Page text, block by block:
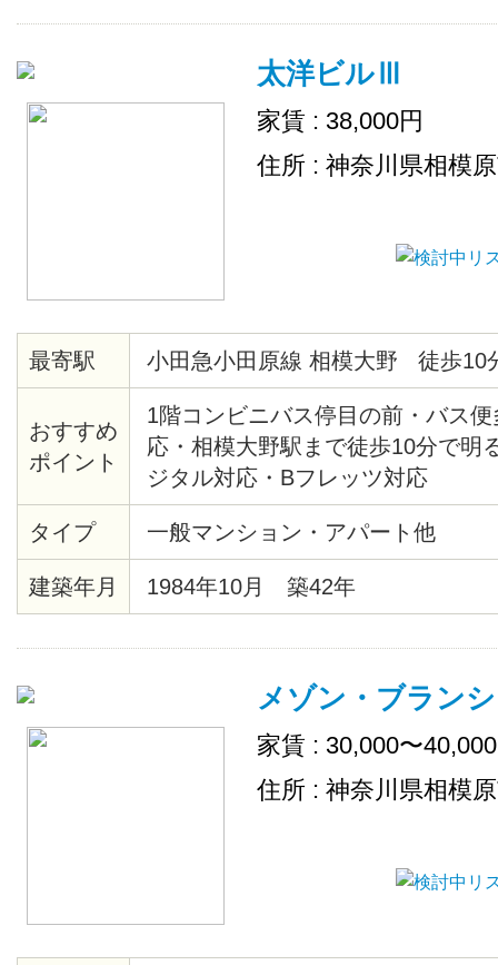
太洋ビルⅢ
家賃 : 38,000円
住所 : 神奈川県相模
最寄駅 小田急小田原線 相模大野 徒歩10
おすすめ
ポイント
1階コンビニバス停目の前・バス
応・相模大野駅まで徒歩10分で明
ジタル対応・Bフレッツ対応
タイプ 一般マンション・アパート他
建築年月 1984年10月 築42年
メゾン・ブラン
家賃 : 30,000〜
住所 : 神奈川県相模